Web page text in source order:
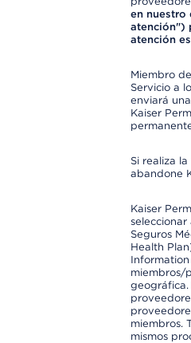
en nuestro
atención")
atención
Miembro
Servicio a
enviará
Kaiser
Si realiza
abandone
Kaiser
Seguros
Health
miembros/
geográfica.
miembros.
mismos